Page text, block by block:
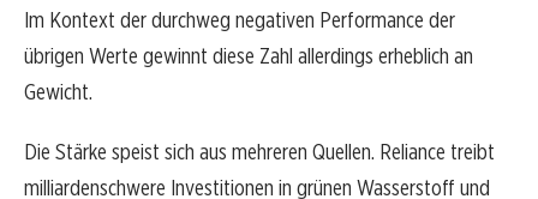
Im Kontext der durchweg negativen Performance der
übrigen Werte gewinnt diese Zahl allerdings erheblich an
Gewicht.
Die Stärke speist sich aus mehreren Quellen. Reliance treibt
milliardenschwere Investitionen in grünen Wasserstoff und